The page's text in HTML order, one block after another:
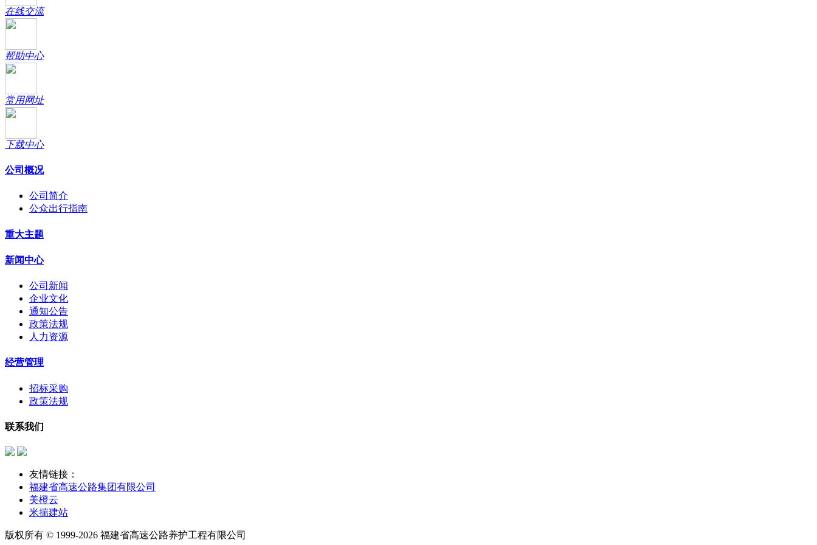
在线交流
帮助中心
常用网址
下载中心
公司概况
公司简介
公众出行指南
重大主题
新闻中心
公司新闻
企业文化
通知公告
政策法规
人力资源
经营管理
招标采购
政策法规
联系我们
友情链接：
福建省高速公路集团有限公司
美橙云
米揣建站
版权所有 © 1999-2026 福建省高速公路养护工程有限公司